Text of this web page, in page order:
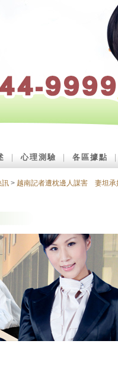
｜心理測驗 各區據點
訊 > 越南記者遭枕邊人謀害 妻坦承